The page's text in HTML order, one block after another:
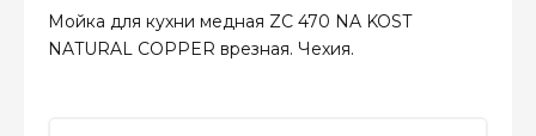
Мойка для кухни медная ZC 470 NA KOST
NATURAL COPPER врезная. Чехия.